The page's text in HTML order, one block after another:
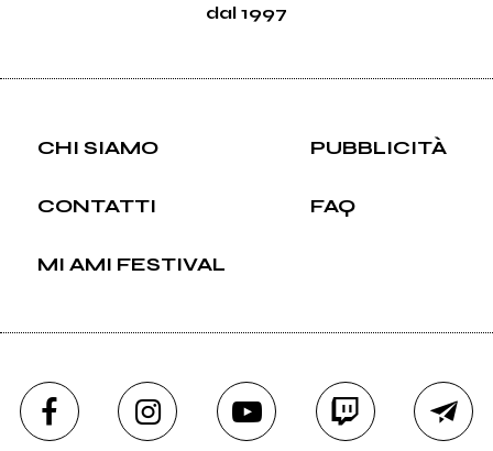
dal 1997
CHI SIAMO PUBBLICITÀ
CONTATTI FAQ
MI AMI FESTIVAL